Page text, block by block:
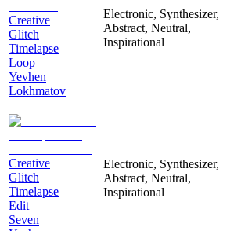
Creative
Glitch
Timelapse
Loop
Yevhen
Lokhmatov
Electronic, Synthesizer,
Abstract, Neutral,
Inspirational
Creative
Glitch
Timelapse
Edit
Seven
Electronic, Synthesizer,
Abstract, Neutral,
Inspirational